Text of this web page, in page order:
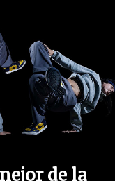
de la